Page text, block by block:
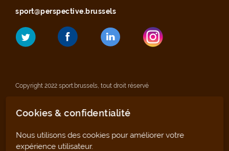
sport@perspective.brussels
Copyright 2022 sport.brussels, tout droit réservé
Mentions légales
Déclaration de confidentialité
Cookies & confidentialité
Nous utilisons des cookies pour améliorer votre
expérience utilisateur.